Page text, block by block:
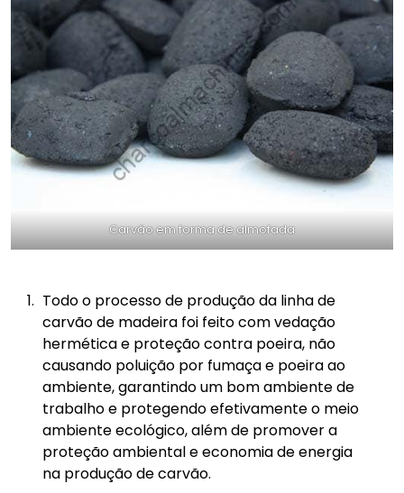
Carvão em forma de almofada
Todo o processo de produção da linha de
carvão de madeira foi feito com vedação
hermética e proteção contra poeira, não
causando poluição por fumaça e poeira ao
ambiente, garantindo um bom ambiente de
trabalho e protegendo efetivamente o meio
ambiente ecológico, além de promover a
proteção ambiental e economia de energia
na produção de carvão.